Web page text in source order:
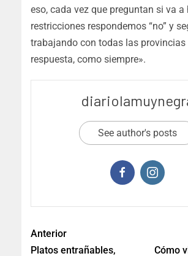
eso, cada vez que preguntan si va a
restricciones respondemos “no” y
trabajando con todas las provincias
respuesta, como siempre».
See author's posts
Anterior
Platos entrañables,
Cómo